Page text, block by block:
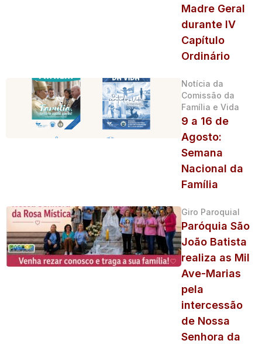
Madre Geral
durante IV
Capítulo
Ordinário
Notícia da
Comissão da
Família e Vida
9 a 16 de
Agosto:
Semana
Nacional da
Família
Giro Paroquial
Paróquia São
João Batista
realiza as Mil
Ave-Marias
pela
intercessão
de Nossa
Senhora da